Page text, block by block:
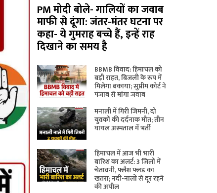
PM मोदी बोले- गालियों का जवाब
माफी से दूंगा: जंतर-मंतर घटना पर
कहा- ये गुमराह बच्चे हैं, इन्हें राह
दिखाने का समय है
BBMB विवाद: हिमाचल को
बड़ी राहत, बिजली के रूप में
मिलेगा बकाया; सुप्रीम कोर्ट ने
पंजाब से मांगा जवाब
मनाली में गिरी जिमनी, दो
युवकों की दर्दनाक मौत; तीन
घायल अस्पताल में भर्ती
हिमाचल में आज भी भारी
बारिश का अलर्ट: 3 जिलों में
चेतावनी, फ्लैश फ्लड का
खतरा; नदी-नालों से दूर रहने
की अपील